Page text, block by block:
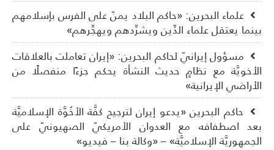
علماء البحرين: «حاكم البلاد يمنّ على الفرس بإسلامهم
يعتقل علماء الدِّين ويشرِّدهم ويهجِّرهم»
مسؤول إيرانيّ لحاكم البحرين: «إيران تعاملت بالعلاقات
مع نظامٍ حديث النشأة يحكم جزءًا منفصلًا من
الإيرانية»
حاكم البحرين «يدعو إيران لترجيح كفَّة الأخُوَّة الإسلاميَّة
اصطفافه مع العدوان الأمريكيّ الصهيونيّ على
الإسلاميَّة» – «وكالة بنا – فيديو»